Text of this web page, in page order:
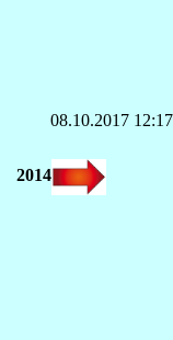
08.10.2017 12:17
2014